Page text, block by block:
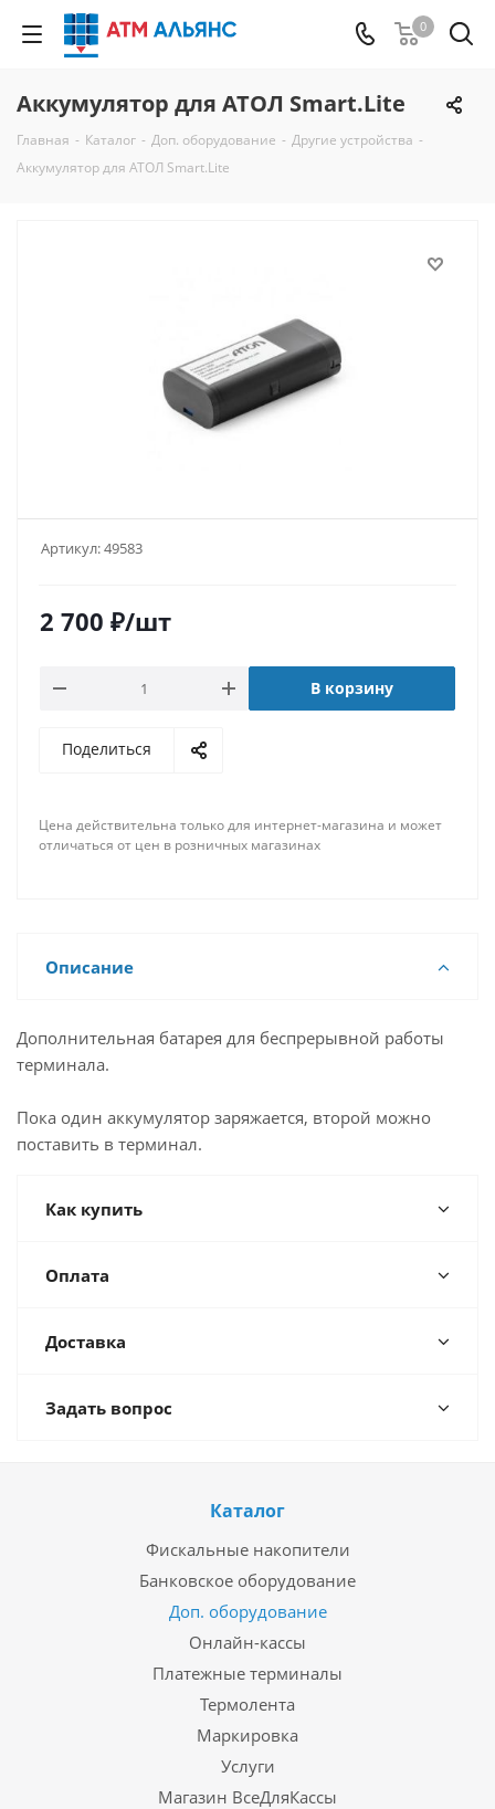
0
Аккумулятор для АТОЛ Smart.Lite
Главная - Каталог - Доп. оборудование - Другие устройства -
Аккумулятор для АТОЛ Smart.Lite
Артикул:49583
2 700 ₽/шт
В корзину
Поделиться
Цена действительна только для интернет-магазина и может
отличаться от цен в розничных магазинах
Описание
Дополнительная батарея для беспрерывной работы
терминала.
Пока один аккумулятор заряжается, второй можно
поставить в терминал.
Как купить
Оплата
Доставка
Задать вопрос
Каталог
Фискальные накопители
Банковское оборудование
Доп. оборудование
Онлайн-кассы
Платежные терминалы
Термолента
Маркировка
Услуги
Магазин ВсеДляКассы